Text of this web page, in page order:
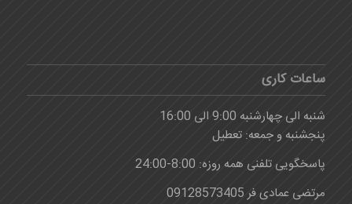
ساعات کاری
شنبه الی چهارشنبه 9:00 الی 16:00
پنجشنبه و جمعه: تعطیل
پاسخگویی تلفنی همه روزه: 8:00-24:00
مرتضی عمادی فر 09128573405